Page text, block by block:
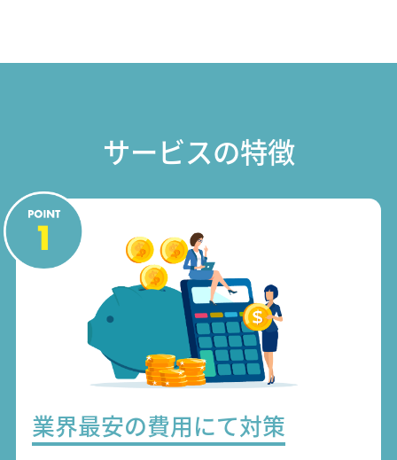
サービスの特徴
業界最安の費用にて対策